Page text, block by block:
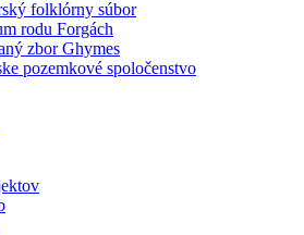
folklórny súbor
rodu Forgách
zbor Ghymes
pozemkové spoločenstvo